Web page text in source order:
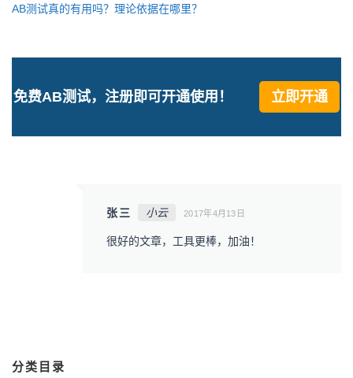
AB测试真的有用吗？理论依据在哪里？
免费AB测试，注册即可开通使用！ 立即开通
张三 小云 2017年4月13日
很好的文章，工具更棒，加油！
分类目录